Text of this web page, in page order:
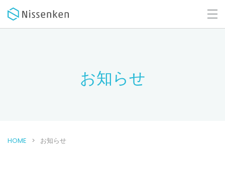
お知らせ
HOME お知らせ